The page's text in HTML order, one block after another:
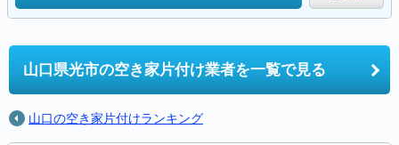
山口県光市の空き家片付け業者を一覧で見る
山口の空き家片付けランキング